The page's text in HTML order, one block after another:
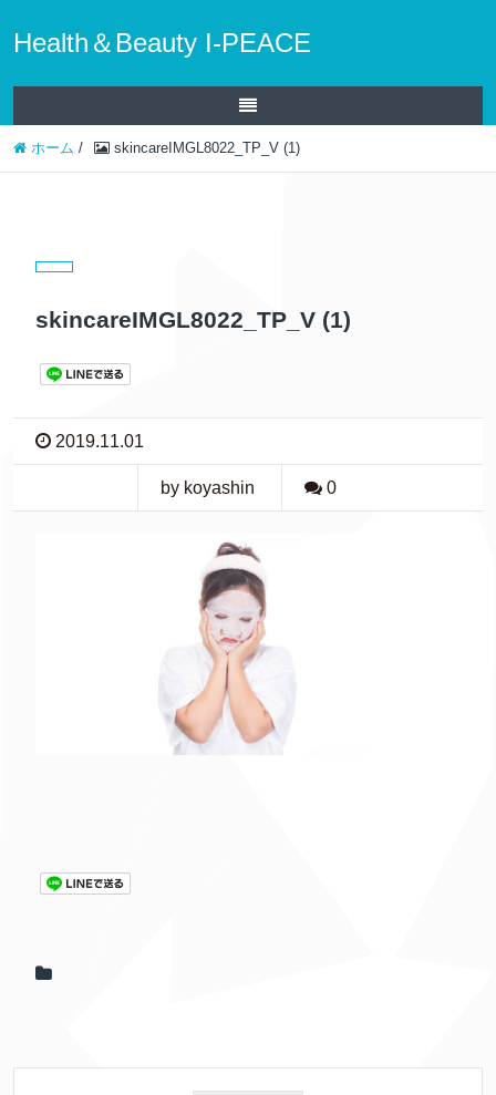
Health＆Beauty I-PEACE
ホーム / skincareIMGL8022_TP_V (1)
skincareIMGL8022_TP_V (1)
2019.11.01
by koyashin 0